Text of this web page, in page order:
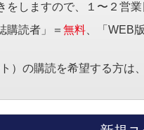
しますので、１〜２営
購読者」＝ 無料 、「WEB
）の購読を希望する方は